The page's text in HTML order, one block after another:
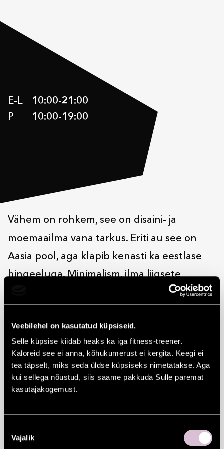
Veebilehel on kasutatud küpsiseid.
Selle küpsise kiidab heaks ka iga fitness-treener.
Kaloreid see ei anna, kõhukumerust ei kergita. Keegi ei
tea täpselt, miks seda üldse küpsiseks nimetatakse. Aga
kui sellega nõustud, siis saame pakkuda Sulle paremat
kasutajakogemust.
valik
Vajalik
E-L 10:00-21:00
P
10:00-19:00
Vähem on rohkem, see on disaini- ja
moemaailma vana tarkus. Eriti au see on
Aasia pool, aga klapib kenasti ka eestlase
hingeeluga. Minimalism, ilma liigsete
lisadeta. Tagasihoidlikkus, aga rõhuasetus
väärtusi kannabki.
Kodutarbed-mänguasjad-
elektroonikavidinad on ajatud ja sobivad nii
moodsa maailma kui maalähedase stiiliga.
aga ilma ühise nimetajata. Ei saa öelda, et